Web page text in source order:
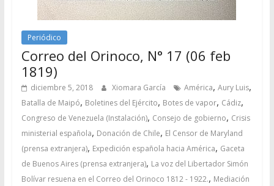
Periódico
Correo del Orinoco, N° 17 (06 feb
1819)
diciembre 5, 2018 Xiomara García América, Aury Luis,
Batalla de Maipó, Boletines del Ejército, Botes de vapor, Cádiz,
Congreso de Venezuela (Instalación), Consejo de gobierno, Crisis
ministerial española, Donación de Chile, El Censor de Maryland
(prensa extranjera), Expedición española hacia América, Gaceta
de Buenos Aires (prensa extranjera), La voz del Libertador Simón
Bolívar resuena en el Correo del Orinoco 1812 - 1922., Mediación